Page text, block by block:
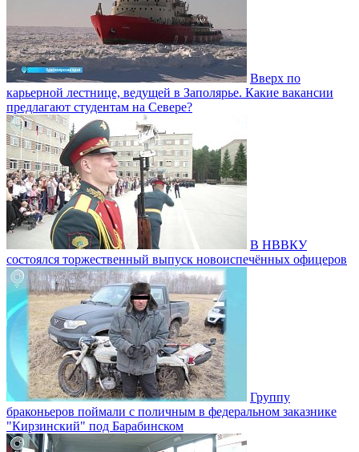
Вверх по
карьерной лестнице, ведущей в Заполярье. Какие вакансии
предлагают студентам на Севере?
В НВВКУ
состоялся торжественный выпуск новоиспечённых офицеров
Группу
браконьеров поймали с поличным в федеральном заказнике
"Кирзинский" под Барабинском